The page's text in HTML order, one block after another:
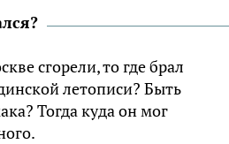
сгорели, то где брал
летописи? Быть
Тогда куда он мог